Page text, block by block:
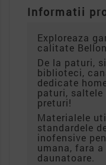
Informatii
Exploreaza
calitate
De la paturi,
biblioteci,
dedicate
paturi, saltele
preturi!
Materialele
standardele
inofensive
umana, fara
daunatoare.